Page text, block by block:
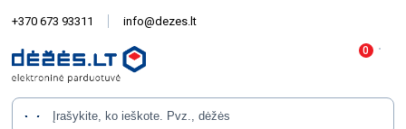
+370 673 93311 info@dezes.lt